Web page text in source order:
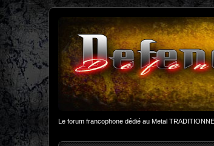
Le forum francophone dédié au Metal